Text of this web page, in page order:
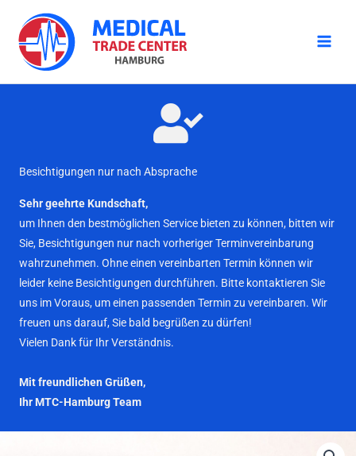
Inhalt
springen
Besichtigungen nur nach Absprache
Sehr geehrte Kundschaft,
um Ihnen den bestmöglichen Service bieten zu können, bitten wir
Sie, Besichtigungen nur nach vorheriger Terminvereinbarung
wahrzunehmen. Ohne einen vereinbarten Termin können wir
leider keine Besichtigungen durchführen. Bitte kontaktieren Sie
uns im Voraus, um einen passenden Termin zu vereinbaren. Wir
freuen uns darauf, Sie bald begrüßen zu dürfen!
Vielen Dank für Ihr Verständnis.
Mit freundlichen Grüßen,
Ihr MTC-Hamburg Team